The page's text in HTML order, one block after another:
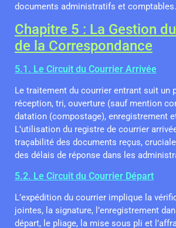
documents administratifs et comptables.
Chapitre 5 : La Gestion
de la Correspondance
5.1. Le Circuit du Courrier Arrivée
Le traitement du courrier entrant suit un
réception, tri, ouverture (sauf mention
datation (compostage), enregistrement
L’utilisation du registre de courrier
traçabilité des documents reçus,
des délais de réponse dans les
5.2. Le Circuit du Courrier Départ
L’expédition du courrier implique la
jointes, la signature, l’enregistrement
départ, le pliage, la mise sous pli et